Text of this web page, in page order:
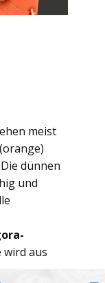
meist
dünnen
und
wird aus